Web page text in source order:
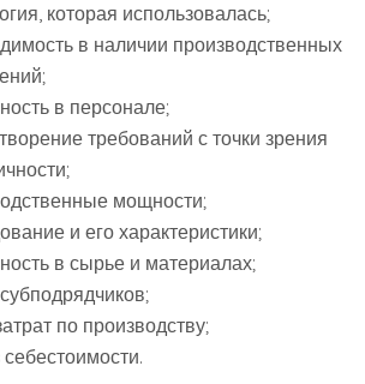
которая использовалась;
в наличии производственных
в персонале;
требований с точки зрения
мощности;
и его характеристики;
в сырье и материалах;
по производству;